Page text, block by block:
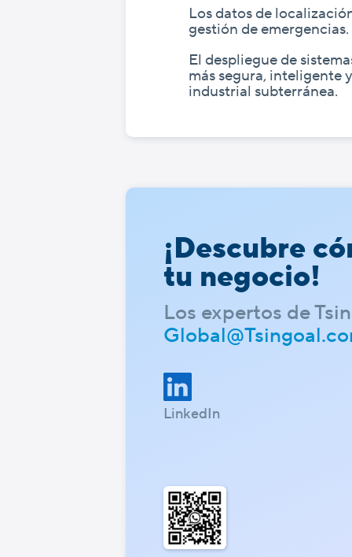
Los datos de
gestión de emergencias.
El despliegue de
más segura, inteligente
industrial subterránea.
¡Descubre
tu negocio!
Los expertos de
LinkedIn